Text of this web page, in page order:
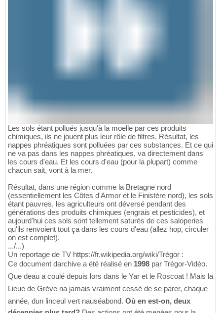
Les sols étant pollués jusqu'à la moelle par ces produits
chimiques, ils ne jouent plus leur rôle de filtres. Résultat, les
nappes phréatiques sont polluées par ces substances. Et ce qui
ne va pas dans les nappes phréatiques, va directement dans
les cours d'eau. Et les cours d'eau (pour la plupart) comme
chacun sait, vont à la mer.
Résultat, dans une région comme la Bretagne nord
(essentiellement les Côtes d'Armor et le Finistère nord), les sols
étant pauvres, les agriculteurs ont déversé pendant des
générations des produits chimiques (engrais et pesticides), et
aujourd'hui ces sols sont tellement saturés de ces saloperies
qu'ils renvoient tout ça dans les cours d'eau (allez hop, circuler
on est complet).
.../...)
Un reportage de TV https://fr.wikipedia.org/wiki/Trégor :
Ce document darchive a été réalisé en 1998 par Trégor-Vidéo.
Que deau a coulé depuis lors dans le Yar et le Roscoat ! Mais la
Lieue de Grève na jamais vraiment cessé de se parer, chaque
année, dun linceul vert nauséabond. Où en est-on, deux